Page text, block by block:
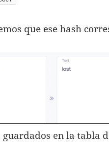
que ese hash
en la tabla